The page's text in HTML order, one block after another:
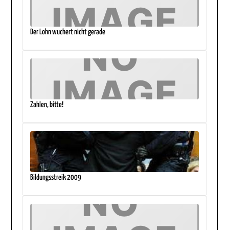
Der Lohn wuchert nicht gerade
Zahlen, bitte!
Bildungsstreik 2009